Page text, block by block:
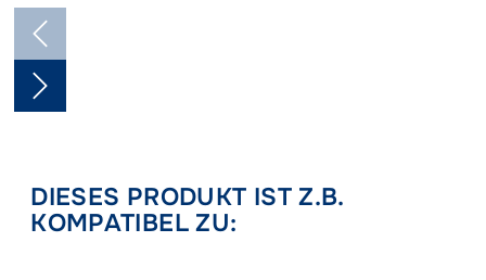
DIESES PRODUKT IST Z.B.
KOMPATIBEL ZU: